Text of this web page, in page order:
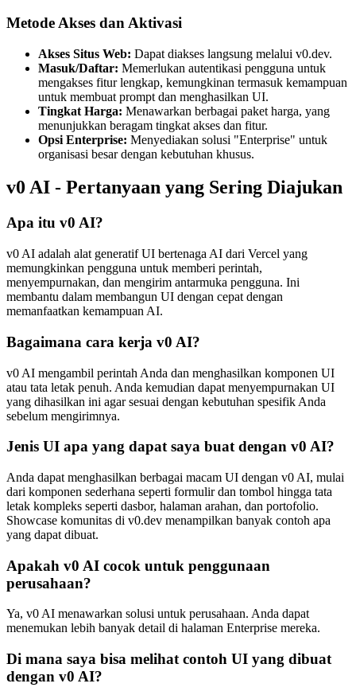
Metode Akses dan Aktivasi
Akses Situs Web: Dapat diakses langsung melalui v0.dev.
Masuk/Daftar: Memerlukan autentikasi pengguna untuk
mengakses fitur lengkap, kemungkinan termasuk kemampuan
untuk membuat prompt dan menghasilkan UI.
Tingkat Harga: Menawarkan berbagai paket harga, yang
menunjukkan beragam tingkat akses dan fitur.
Opsi Enterprise: Menyediakan solusi "Enterprise" untuk
organisasi besar dengan kebutuhan khusus.
v0 AI - Pertanyaan yang Sering Diajukan
Apa itu v0 AI?
v0 AI adalah alat generatif UI bertenaga AI dari Vercel yang
memungkinkan pengguna untuk memberi perintah,
menyempurnakan, dan mengirim antarmuka pengguna. Ini
membantu dalam membangun UI dengan cepat dengan
memanfaatkan kemampuan AI.
Bagaimana cara kerja v0 AI?
v0 AI mengambil perintah Anda dan menghasilkan komponen UI
atau tata letak penuh. Anda kemudian dapat menyempurnakan UI
yang dihasilkan ini agar sesuai dengan kebutuhan spesifik Anda
sebelum mengirimnya.
Jenis UI apa yang dapat saya buat dengan v0 AI?
Anda dapat menghasilkan berbagai macam UI dengan v0 AI, mulai
dari komponen sederhana seperti formulir dan tombol hingga tata
letak kompleks seperti dasbor, halaman arahan, dan portofolio.
Showcase komunitas di v0.dev menampilkan banyak contoh apa
yang dapat dibuat.
Apakah v0 AI cocok untuk penggunaan
perusahaan?
Ya, v0 AI menawarkan solusi untuk perusahaan. Anda dapat
menemukan lebih banyak detail di halaman Enterprise mereka.
Di mana saya bisa melihat contoh UI yang dibuat
dengan v0 AI?